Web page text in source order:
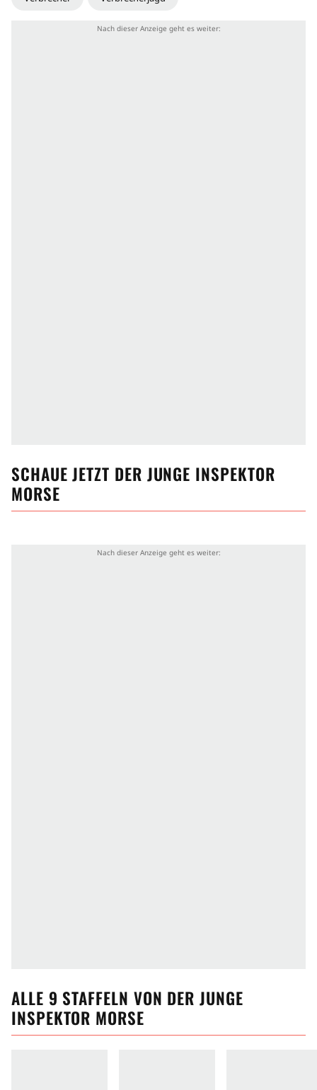
SCHAUE JETZT DER JUNGE INSPEKTOR
MORSE
ALLE 9 STAFFELN VON DER JUNGE
INSPEKTOR MORSE